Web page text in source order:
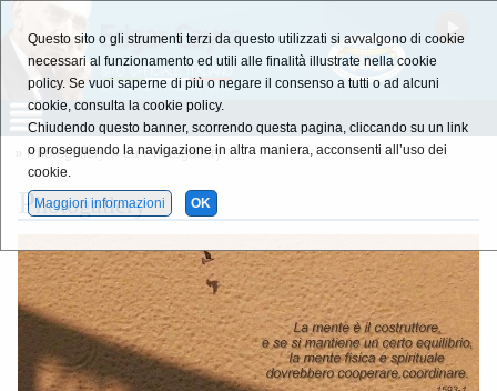
Photogallery » La Photogallery
Photogallery
Questo sito o gli strumenti terzi da questo utilizzati si avvalgono di cookie
necessari al funzionamento ed utili alle finalità illustrate nella cookie
policy. Se vuoi saperne di più o negare il consenso a tutti o ad alcuni
cookie, consulta la cookie policy.
Chiudendo questo banner, scorrendo questa pagina, cliccando su un link
o proseguendo la navigazione in altra maniera, acconsenti all’uso dei
cookie.
Maggiori informazioni
OK